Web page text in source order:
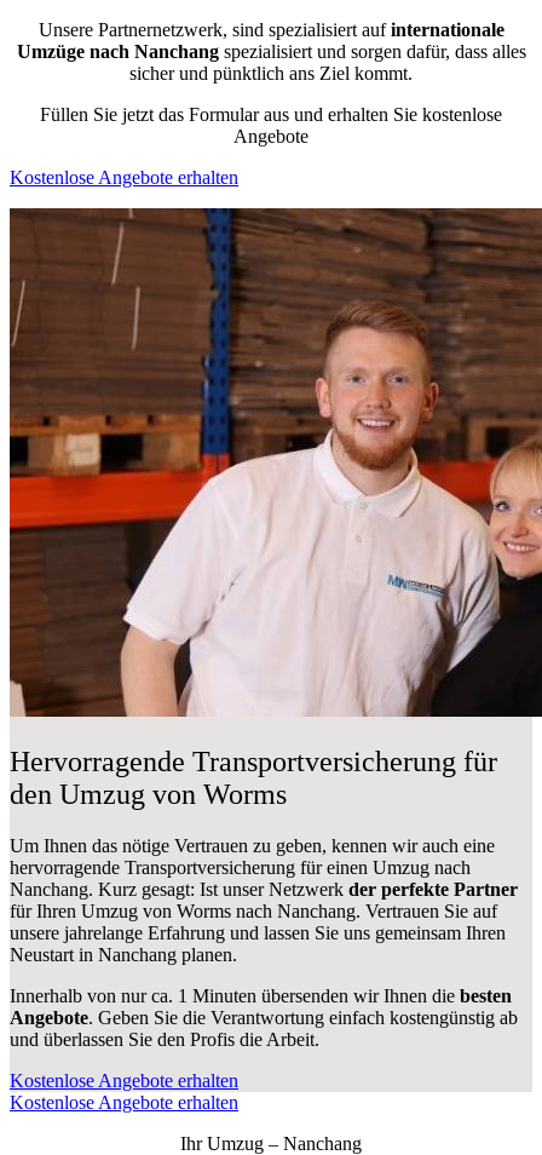
Unsere Partnernetzwerk, sind spezialisiert aufinternationale
Umzüge nach Nanchangspezialisiert und sorgen dafür, dass alles
sicher und pünktlich ans Ziel kommt.
Füllen Sie jetzt das Formular aus und erhalten Sie kostenlose
Angebote
Kostenlose Angebote erhalten
Hervorragende Transportversicherung für
den Umzug von Worms
Um Ihnen das nötige Vertrauen zu geben, kennen wir auch eine
hervorragende Transportversicherung für einen Umzug nach
Nanchang. Kurz gesagt: Ist unser Netzwerk der perfekte Partner
für Ihren Umzug von Worms nach Nanchang. Vertrauen Sie auf
unsere jahrelange Erfahrung und lassen Sie uns gemeinsam Ihren
Neustart in Nanchang planen.
Innerhalb von nur ca. 1 Minuten übersenden wir Ihnen die besten
Angebote. Geben Sie die Verantwortung einfach kostengünstig ab
und überlassen Sie den Profis die Arbeit.
Kostenlose Angebote erhalten
Kostenlose Angebote erhalten
Ihr Umzug – Nanchang